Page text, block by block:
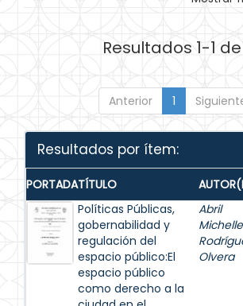
Resultados 1-1 de
Anterior 1
Resultados por ítem:
PORTADATÍTULO
Políticas Públicas,
gobernabilidad y
regulación del
espacio público:El
espacio público
como derecho a la
Abril
Michelle
Olvera